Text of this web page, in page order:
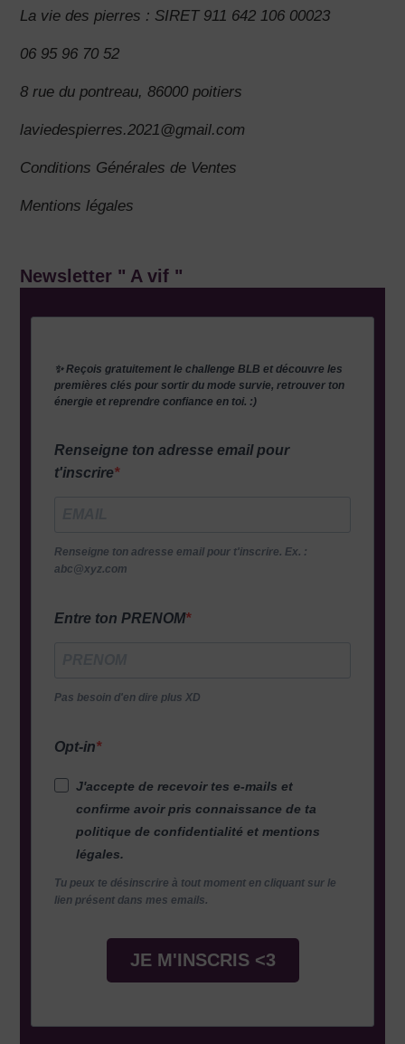
La vie des pierres : SIRET 911 642 106 00023
06 95 96 70 52
8 rue du pontreau, 86000 poitiers
laviedespierres.2021@gmail.com
Conditions Générales de Ventes
Mentions légales
Newsletter " A vif "
✨ Reçois gratuitement le challenge BLB et découvre les
premières clés pour sortir du mode survie, retrouver ton
énergie et reprendre confiance en toi. :)
Renseigne ton adresse email pour
t'inscrire
Renseigne ton adresse email pour t'inscrire. Ex. :
abc@xyz.com
Entre ton PRENOM
Pas besoin d'en dire plus XD
Opt-in
J'accepte de recevoir tes e-mails et
confirme avoir pris connaissance de ta
politique de confidentialité et mentions
légales.
Tu peux te désinscrire à tout moment en cliquant sur le
lien présent dans mes emails.
JE M'INSCRIS <3